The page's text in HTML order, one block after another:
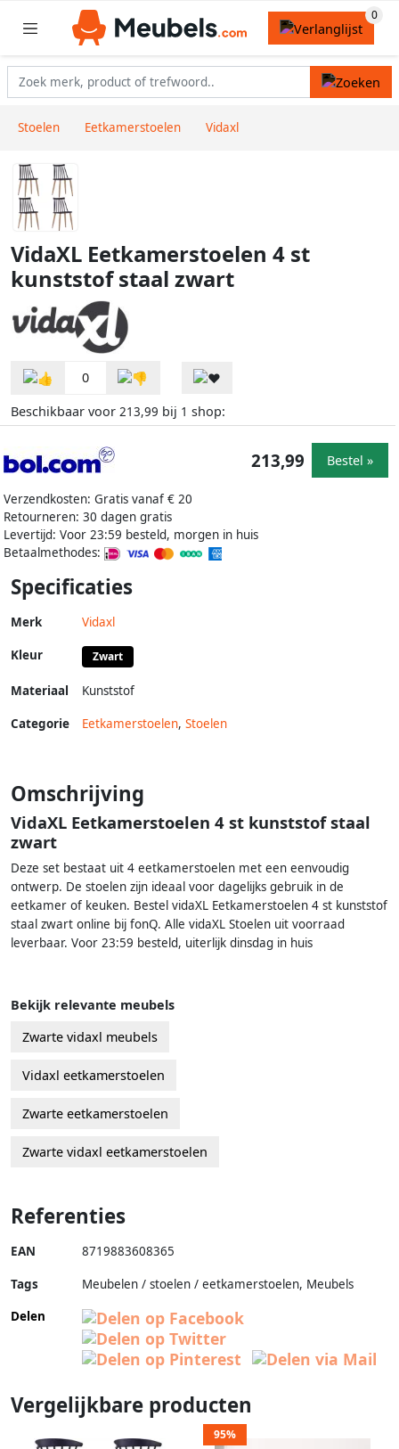
Stoelen Eetkamerstoelen Vidaxl
VidaXL Eetkamerstoelen 4 st
kunststof staal zwart
0
Beschikbaar voor 213,99 bij 1 shop:
Verzendkosten: Gratis vanaf € 20
Retourneren: 30 dagen gratis
Levertijd: Voor 23:59 besteld, morgen in huis
Betaalmethodes:
213,99 Bestel »
Specificaties
Merk Vidaxl
Kleur Zwart
Materiaal Kunststof
Categorie Eetkamerstoelen, Stoelen
Omschrijving
VidaXL Eetkamerstoelen 4 st kunststof staal
zwart
Deze set bestaat uit 4 eetkamerstoelen met een eenvoudig
ontwerp. De stoelen zijn ideaal voor dagelijks gebruik in de
eetkamer of keuken. Bestel vidaXL Eetkamerstoelen 4 st kunststof
staal zwart online bij fonQ. Alle vidaXL Stoelen uit voorraad
leverbaar. Voor 23:59 besteld, uiterlijk dinsdag in huis
Bekijk relevante meubels
Zwarte vidaxl meubels
Vidaxl eetkamerstoelen
Zwarte eetkamerstoelen
Zwarte vidaxl eetkamerstoelen
Referenties
EAN 8719883608365
Tags
Meubelen / stoelen / eetkamerstoelen, Meubels
Delen
Vergelijkbare producten
95%